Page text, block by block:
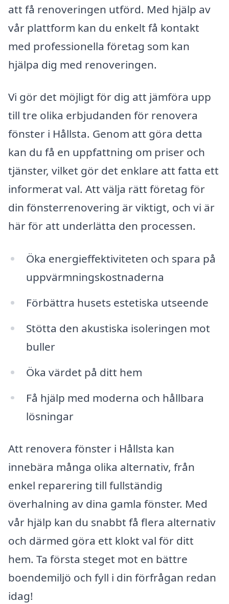
att få renoveringen utförd. Med hjälp av
vår plattform kan du enkelt få kontakt
med professionella företag som kan
hjälpa dig med renoveringen.
Vi gör det möjligt för dig att jämföra upp
till tre olika erbjudanden för renovera
fönster i Hållsta. Genom att göra detta
kan du få en uppfattning om priser och
tjänster, vilket gör det enklare att fatta ett
informerat val. Att välja rätt företag för
din fönsterrenovering är viktigt, och vi är
här för att underlätta den processen.
Öka energieffektiviteten och spara på
uppvärmningskostnaderna
Förbättra husets estetiska utseende
Stötta den akustiska isoleringen mot
buller
Öka värdet på ditt hem
Få hjälp med moderna och hållbara
lösningar
Att renovera fönster i Hållsta kan
innebära många olika alternativ, från
enkel reparering till fullständig
överhalning av dina gamla fönster. Med
vår hjälp kan du snabbt få flera alternativ
och därmed göra ett klokt val för ditt
hem. Ta första steget mot en bättre
boendemiljö och fyll i din förfrågan redan
idag!